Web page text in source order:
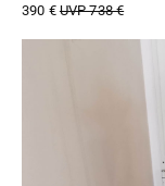
390 €UVP 738 €